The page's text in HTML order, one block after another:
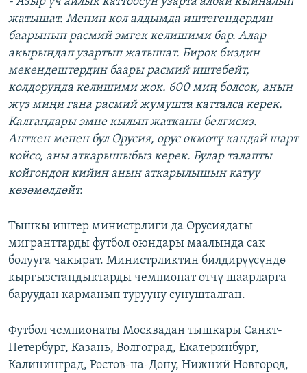
жатышат. Менин кол алдымда иштегендердин
баарынын расмий эмгек келишими бар. Алар
акырындап узартып жатышат. Бирок биздин
мекендештердин баары расмий иштебейт,
колдорунда келишими жок. 600 миң болсок, анын
жүз миңи гана расмий жумушта катталса керек.
Калгандары эмне кылып жатканы белгисиз.
Анткен менен бул Орусия, орус өкмөтү кандай шарт
койсо, аны аткарышыбыз керек. Булар талапты
койгондон кийин анын аткарылышын катуу
көзөмөлдөйт.
Тышкы иштер министрлиги да Орусиядагы
мигранттарды футбол оюндары маалында сак
болууга чакырат. Министрликтин билдирүүсүндө
кыргызстандыктарды чемпионат өтчү шаарларга
баруудан карманып турууну сунушталган.
Футбол чемпионаты Москвадан тышкары Санкт-
Петербург, Казань, Волгоград, Екатеринбург,
Калининград, Ростов-на-Дону, Нижний Новгород,